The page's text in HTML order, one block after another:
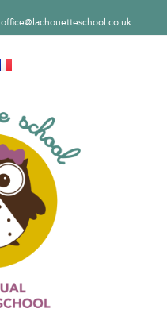
office@lachouetteschool.co.uk